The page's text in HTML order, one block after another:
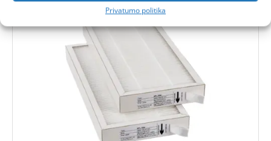
Privatumo politika